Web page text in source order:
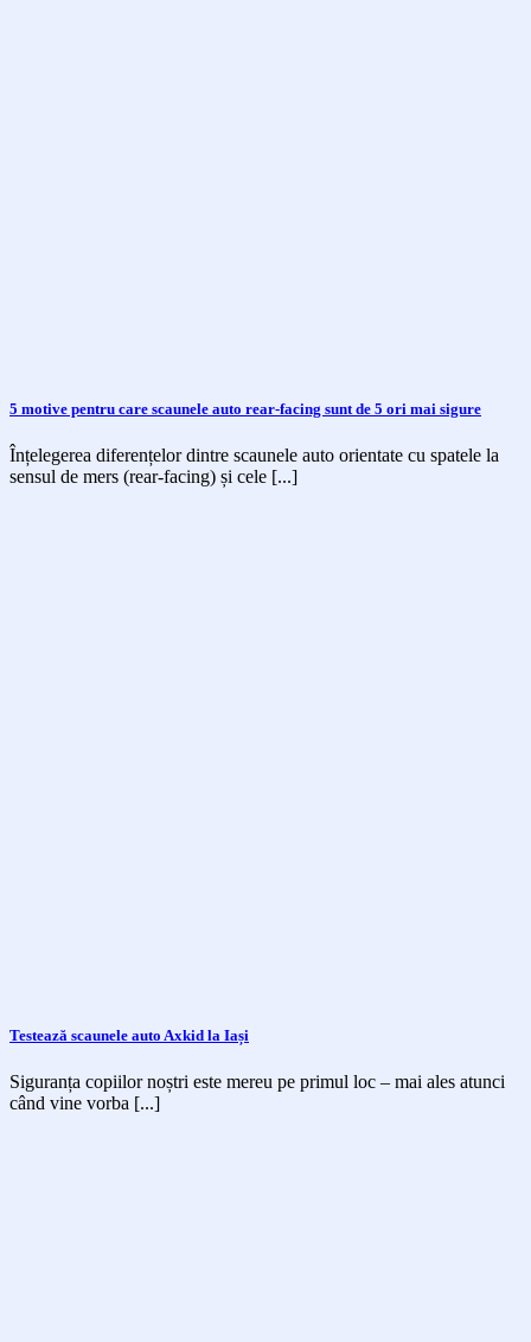
5 motive pentru care scaunele auto rear-facing sunt de 5 ori mai sigure
Înțelegerea diferențelor dintre scaunele auto orientate cu spatele la
sensul de mers (rear-facing) și cele [...]
Testează scaunele auto Axkid la Iași
Siguranța copiilor noștri este mereu pe primul loc – mai ales atunci
când vine vorba [...]